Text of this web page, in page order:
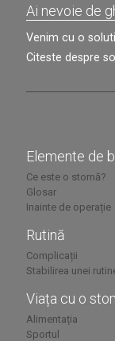
Ai nevoie de
Venim cu o
Citeste despre
Elemente de
Ce este o stomă?
Glosar
Inainte de operație
Rutină
Complicații
Stabilirea unei
Viața cu o
Alimentația
Sportul